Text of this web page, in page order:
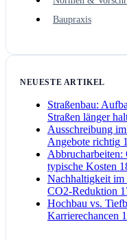
Baupraxis
NEUESTE ARTIKEL
Straßenbau:
Straßen länger
Ausschreibung
Angebote richtig
Abbrucharbeiten:
typische Kosten
Nachhaltigkeit im
CO2-Reduktion
Hochbau vs.
Karrierechancen